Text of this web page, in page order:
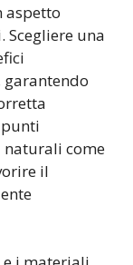
aspetto
Scegliere una
naturali come
il